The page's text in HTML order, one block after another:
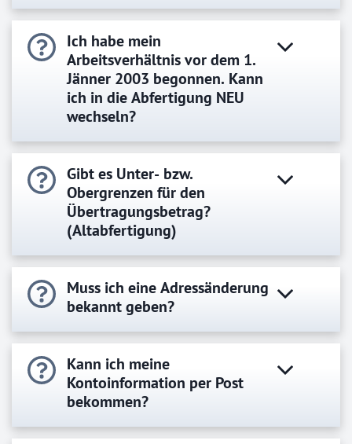
Ich habe mein
Arbeitsverhältnis vor dem 1.
Jänner 2003 begonnen. Kann
ich in die Abfertigung NEU
wechseln?
Gibt es Unter- bzw.
Obergrenzen für den
Übertragungsbetrag?
(Altabfertigung)
Muss ich eine Adressänderung
bekannt geben?
Kann ich meine
Kontoinformation per Post
bekommen?